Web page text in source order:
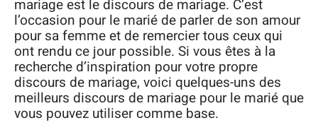
mariage est le discours de mariage. C’est
l’occasion pour le marié de parler de son amour
pour sa femme et de remercier tous ceux qui
ont rendu ce jour possible. Si vous êtes à la
recherche d’inspiration pour votre propre
discours de mariage, voici quelques-uns des
meilleurs discours de mariage pour le marié que
vous pouvez utiliser comme base.